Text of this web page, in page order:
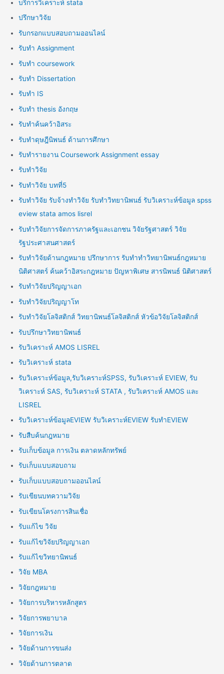
บริการวิเคราะห์ stata
ปรึกษาวิจัย
รับกรอกแบบสอบถามออนไลน์
รับทำ Assignment
รับทำ coursework
รับทำ Dissertation
รับทำ IS
รับทำ thesis อังกฤษ
รับทำค้นคว้าอิสระ
รับทำดุษฎีนิพนธ์ ด้านการศึกษา
รับทำรายงาน Coursework Assignment essay
รับทำวิจัย
รับทำวิจัย บทที่5
รับทำวิจัย รับจ้างทำวิจัย รับทำวิทยานิพนธ์ รับวิเคราะห์ข้อมูล spss
eview stata amos lisrel
รับทำวิจัยการจัดการภาครัฐและเอกชน วิจัยรัฐศาสตร์ วิจัย
รัฐประศาสนศาสตร์
รับทำวิจัยด้านกฎหมาย ปรึกษาการ รับทำทำวิทยานิพนธ์กฎหมาย
นิติศาสตร์ ค้นคว้าอิสระกฎหมาย ปัญหาพิเศษ สารนิพนธ์ นิติศาสตร์
รับทำวิจัยปริญญาเอก
รับทำวิจัยปริญญาโท
รับทำวิจัยโลจิสติกส์ วิทยานิพนธ์โลจิสติกส์ หัวข้อวิจัยโลจิสติกส์
รับปรึกษาวิทยานิพนธ์
รับวิเคราะห์ AMOS LISREL
รับวิเคราะห์ stata
รับวิเคราะห์ข้อมูล,รับวิเคราะห์SPSS, รับวิเคราะห์ EVIEW, รับ
วิเคราะห์ SAS, รับวิเคราะห์ STATA , รับวิเคราะห์ AMOS และ
LISREL
รับวิเคราะห์ข้อมูลEVIEW รับวิเคราะห์EVIEW รับทำEVIEW
รับสืบค้นกฎหมาย
รับเก็บข้อมูล การเงิน ตลาดหลักทรัพย์
รับเก็บแบบสอบถาม
รับเก็บแบบสอบถามออนไลน์
รับเขียนบทความวิจัย
รับเขียนโครงการสินเชื่อ
รับแก้ไข วิจัย
รับแก้ไขวิจัยปริญญาเอก
รับแก้ไขวิทยานิพนธ์
วิจัย MBA
วิจัยกฎหมาย
วิจัยการบริหารหลักสูตร
วิจัยการพยาบาล
วิจัยการเงิน
วิจัยด้านการขนส่ง
วิจัยด้านการตลาด